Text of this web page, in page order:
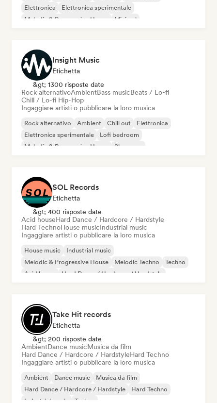
Elettronica
Elettronica sperimentale
Melodic & Progressive House
Minimal
Insight Music
Etichetta
&gt; 1300 risposte date
Rock alternativoAmbientBass musicBeats / Lo-fi
Chill / Lo-fi Hip-Hop
Ingaggiare artisti o pubblicare la loro musica
Rock alternativo Ambient Chill out
Elettronica
Elettronica sperimentale
Lofi bedroom
Melodic & Progressive House
Shoegaze
SOL Records
Etichetta
&gt; 400 risposte date
Acid houseHard Dance / Hardcore / Hardstyle
Hard TechnoHouse musicIndustrial music
Ingaggiare artisti o pubblicare la loro musica
House music
Industrial music
Melodic & Progressive House
Melodic Techno
Techno
Acid house
Hard Dance / Hardcore / Hardstyle
Take Hit records
Etichetta
&gt; 200 risposte date
AmbientDance musicMusica da film
Hard Dance / Hardcore / HardstyleHard Techno
Ingaggiare artisti o pubblicare la loro musica
Ambient Dance music
Musica da film
Hard Dance / Hardcore / Hardstyle
Hard Techno
Industrial music
Techno